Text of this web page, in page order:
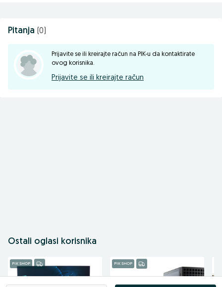
Pitanja (0)
Prijavite se ili kreirajte račun na PIK-u da kontaktirate
ovog korisnika.
Prijavite se ili kreirajte račun
Ostali oglasi korisnika
PIK SHOP PIK SHOP